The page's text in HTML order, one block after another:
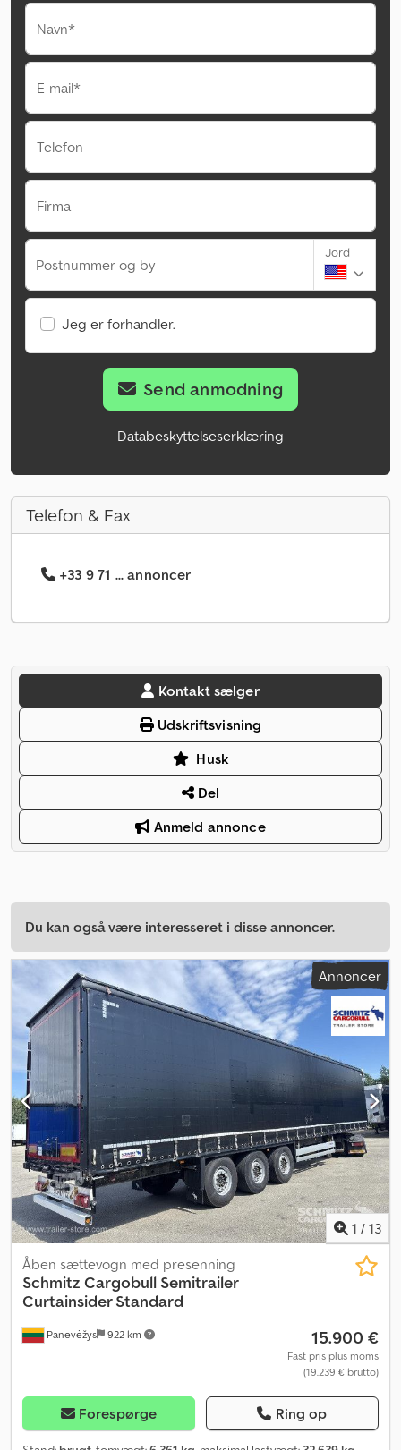
Navn*
E-mail*
Telefon
Firma
Postnummer og by
Jord
Jeg er forhandler.
Send anmodning
Databeskyttelseserklæring
Telefon & Fax
+33 9 71 ... annoncer
Kontakt sælger
Udskriftsvisning
Husk
Del
Anmeld annonce
Du kan også være interesseret i disse annoncer.
Annoncer
1 / 13
Panevėžys 922 km
Åben sættevogn med presenning
Schmitz Cargobull Semitrailer
Curtainsider Standard
15.900 €
Fast pris plus moms
(19.239 € brutto)
Forespørge Ring op